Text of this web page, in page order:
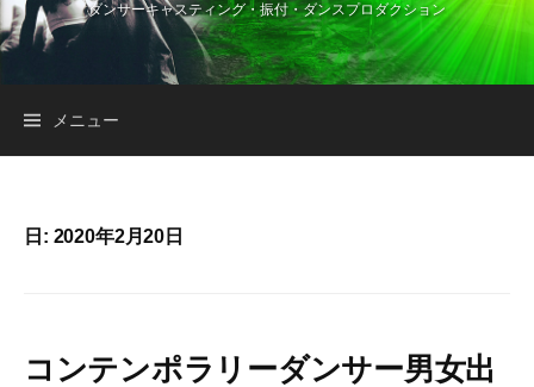
テ
ン
ダンサーキャスティング・振付・ダンスプロダクション
メニュー
日: 2020年2月20日
コンテンポラリーダンサー男女出